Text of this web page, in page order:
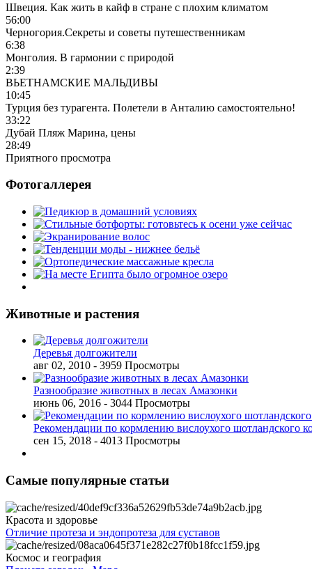
Швеция. Как жить в кайф в стране с плохим климатом
56:00
Черногория.Секреты и советы путешественникам
6:38
Монголия. В гармонии с природой
2:39
ВЬЕТНАМСКИЕ МАЛЬДИВЫ
10:45
Турция без турагента. Полетели в Анталию самостоятельно!
33:22
Дубай Пляж Марина, цены
28:49
Приятного просмотра
Фотогаллерея
Животные и растения
Деревья долгожители
авг 02, 2010 - 3959 Просмотры
Разнообразие животных в лесах Амазонки
июнь 06, 2016 - 3044 Просмотры
Рекомендации по кормлению вислоухого шотландского
сен 15, 2018 - 4013 Просмотры
Самые популярные статьи
Красота и здоровье
Отличие протеза и эндопротеза для суставов
Космос и география